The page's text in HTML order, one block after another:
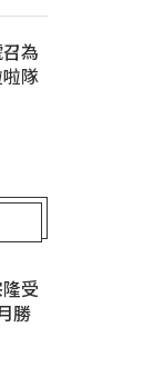
軟銀讓分、6.5大分
2026 年 8 月 5 日
為
隊
受
勝